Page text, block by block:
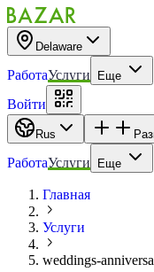
Delaware
РаботаУслуги Еще
Войти
Rus
РаботаУслуги Еще
Главная
Услуги
weddings-